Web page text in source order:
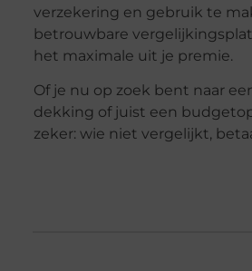
verzekering en gebruik te
betrouwbare
het maximale uit je premie.
Of je nu op zoek bent naar
dekking of juist een
zeker: wie niet vergelijkt,